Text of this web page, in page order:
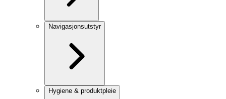
Navigasjonsutstyr
Hygiene & produktpleie